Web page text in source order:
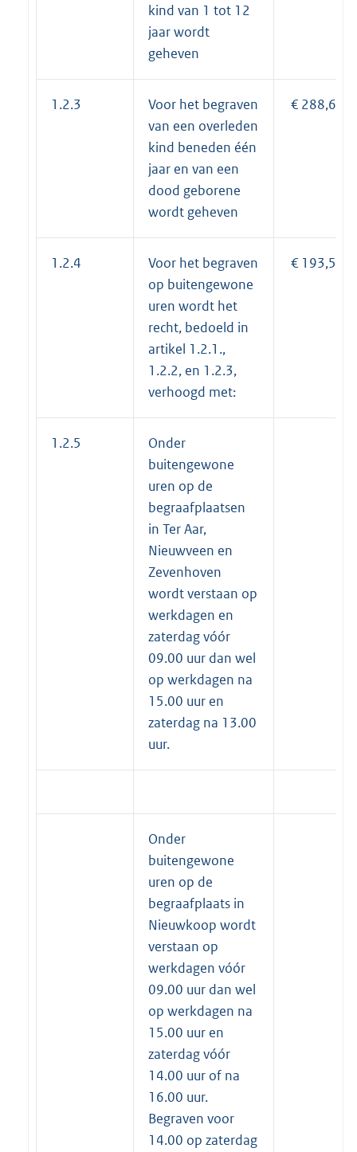
kind van 1 tot 12
jaar wordt
geheven
1.2.3
Voor het begraven
van een overleden
kind beneden één
jaar en van een
dood geborene
wordt geheven
€ 288,64
1.2.4
Voor het begraven
op buitengewone
uren wordt het
recht, bedoeld in
artikel 1.2.1.,
1.2.2, en 1.2.3,
verhoogd met:
€ 193,56
1.2.5
Onder
buitengewone
uren op de
begraafplaatsen
in Ter Aar,
Nieuwveen en
Zevenhoven
wordt verstaan op
werkdagen en
zaterdag vóór
09.00 uur dan wel
op werkdagen na
15.00 uur en
zaterdag na 13.00
uur.
Onder
buitengewone
uren op de
begraafplaats in
Nieuwkoop wordt
verstaan op
werkdagen vóór
09.00 uur dan wel
op werkdagen na
15.00 uur en
zaterdag vóór
14.00 uur of na
16.00 uur.
Begraven voor
14.00 op zaterdag